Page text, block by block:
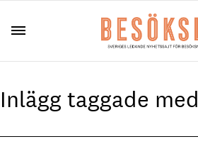
Inlägg taggade med